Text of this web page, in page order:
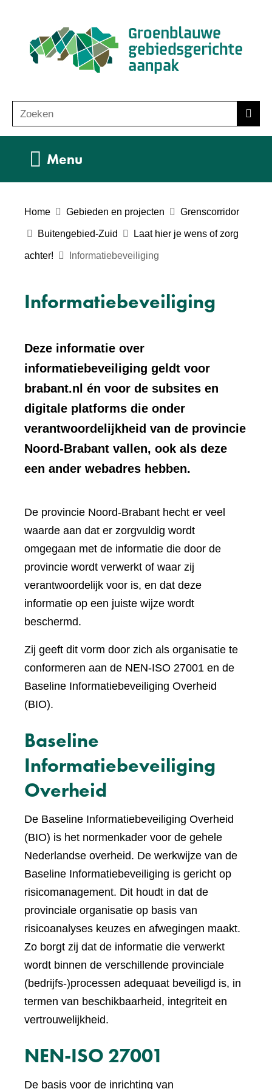
naar
de
inhoud
o
e
Zoeken
Menu
Home Gebieden en projecten Grenscorridor
Buitengebied-Zuid Laat hier je wens of zorg
achter! Informatiebeveiliging
Informatiebeveiliging
Deze informatie over
informatiebeveiliging geldt voor
brabant.nl én voor de subsites en
digitale platforms die onder
verantwoordelijkheid van de provincie
Noord-Brabant vallen, ook als deze
een ander webadres hebben.
De provincie Noord-Brabant hecht er veel
waarde aan dat er zorgvuldig wordt
omgegaan met de informatie die door de
provincie wordt verwerkt of waar zij
verantwoordelijk voor is, en dat deze
informatie op een juiste wijze wordt
beschermd.
Zij geeft dit vorm door zich als organisatie te
conformeren aan de NEN-ISO 27001 en de
Baseline Informatiebeveiliging Overheid
(BIO).
Baseline
Informatiebeveiliging
Overheid
De Baseline Informatiebeveiliging Overheid
(BIO) is het normenkader voor de gehele
Nederlandse overheid. De werkwijze van de
Baseline Informatiebeveiliging is gericht op
risicomanagement. Dit houdt in dat de
provinciale organisatie op basis van
risicoanalyses keuzes en afwegingen maakt.
Zo borgt zij dat de informatie die verwerkt
wordt binnen de verschillende provinciale
(bedrijfs-)processen adequaat beveiligd is, in
termen van beschikbaarheid, integriteit en
vertrouwelijkheid.
NEN-ISO 27001
De basis voor de inrichting van